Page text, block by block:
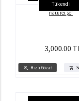
Tükendi
Hızlı Gözat
natürel şef
3,000.00